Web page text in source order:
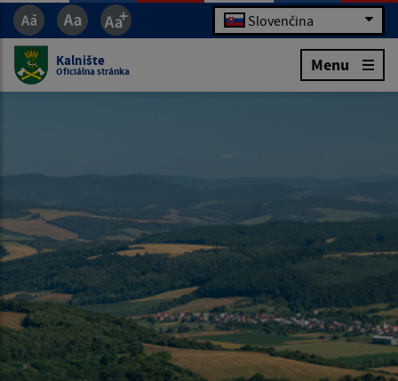
Slovenčina
Kalnište
Oficiálna stránka Menu